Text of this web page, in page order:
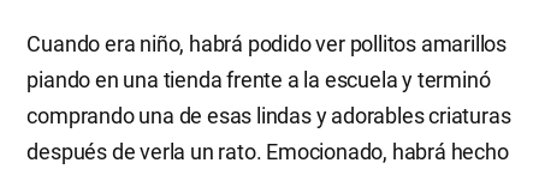
Cuando era niño, habrá podido ver pollitos amarillos
piando en una tienda frente a la escuela y terminó
comprando una de esas lindas y adorables criaturas
después de verla un rato. Emocionado, habrá hecho